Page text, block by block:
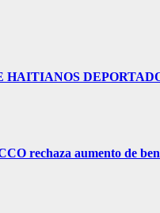
rechaza aumento de